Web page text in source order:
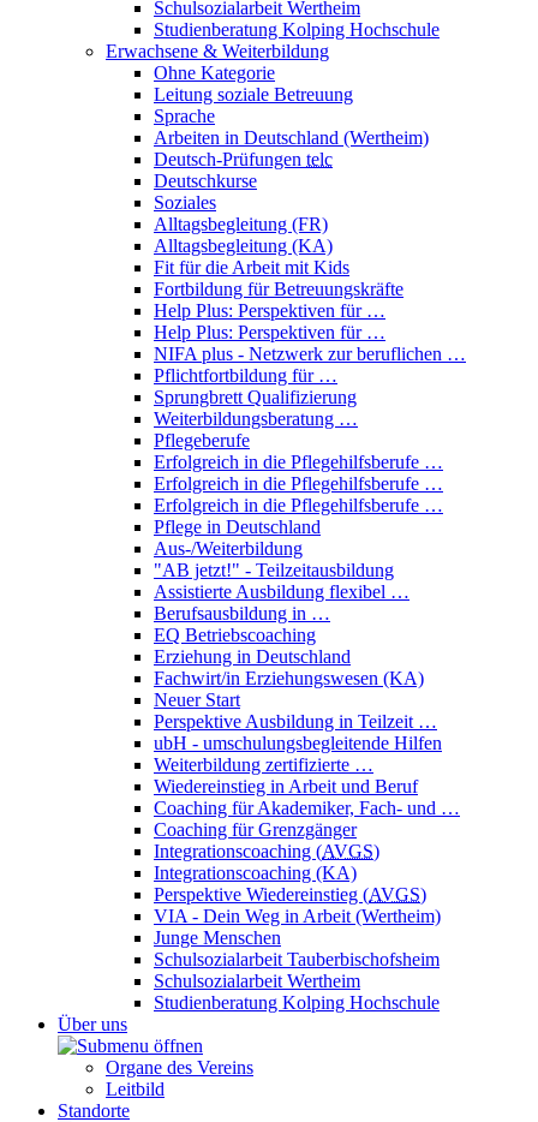
Schulsozialarbeit Wertheim
Studienberatung Kolping Hochschule
Erwachsene & Weiterbildung
Ohne Kategorie
Leitung soziale Betreuung
Sprache
Arbeiten in Deutschland (Wertheim)
Deutsch-Prüfungen telc
Deutschkurse
Soziales
Alltagsbegleitung (FR)
Alltagsbegleitung (KA)
Fit für die Arbeit mit Kids
Fortbildung für Betreuungskräfte
Help Plus: Perspektiven für …
Help Plus: Perspektiven für …
NIFA plus - Netzwerk zur beruflichen …
Pflichtfortbildung für …
Sprungbrett Qualifizierung
Weiterbildungsberatung …
Pflegeberufe
Erfolgreich in die Pflegehilfsberufe …
Erfolgreich in die Pflegehilfsberufe …
Erfolgreich in die Pflegehilfsberufe …
Pflege in Deutschland
Aus-/Weiterbildung
"AB jetzt!" - Teilzeitausbildung
Assistierte Ausbildung flexibel …
Berufsausbildung in …
EQ Betriebscoaching
Erziehung in Deutschland
Fachwirt/in Erziehungswesen (KA)
Neuer Start
Perspektive Ausbildung in Teilzeit …
ubH - umschulungsbegleitende Hilfen
Weiterbildung zertifizierte …
Wiedereinstieg in Arbeit und Beruf
Coaching für Akademiker, Fach- und …
Coaching für Grenzgänger
Integrationscoaching (AVGS)
Integrationscoaching (KA)
Perspektive Wiedereinstieg (AVGS)
VIA - Dein Weg in Arbeit (Wertheim)
Junge Menschen
Schulsozialarbeit Tauberbischofsheim
Schulsozialarbeit Wertheim
Studienberatung Kolping Hochschule
Über uns
Organe des Vereins
Leitbild
Standorte